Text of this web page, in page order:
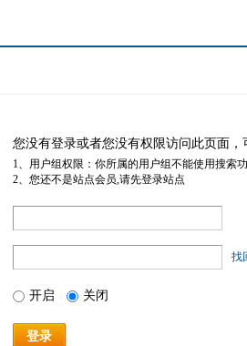
您没有登录或者您没有权限访问此页面
1、用户组权限：你所属的用户组不能使用搜索
2、您还不是站点会员,请先登录站点
找
开启 关闭
登录